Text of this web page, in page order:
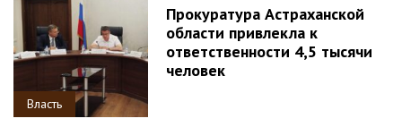
Власть
Прокуратура Астраханской
области привлекла к
ответственности 4,5 тысячи
человек